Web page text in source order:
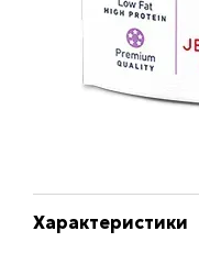
Характеристики